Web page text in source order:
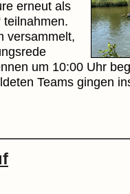
erneut als
teilnahmen.
versammelt,
um 10:00 Uhr
Teams gingen